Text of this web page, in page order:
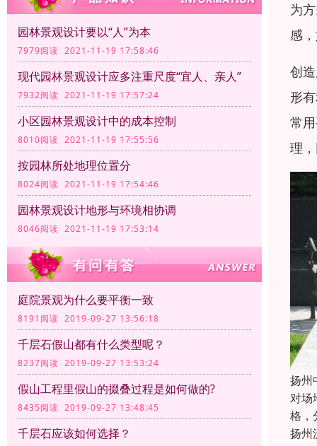
园林景观设计要以“人”为本
7979阅读 2021-11-19 17:58:46
现代园林景观设计应多注重尺度“宜人、亲人”
7932阅读 2021-11-19 17:57:24
小区园林景观设计中的成本控制
8010阅读 2021-11-19 17:55:56
按园林所处地理位置分
8024阅读 2021-11-19 17:54:46
园林景观设计地形与环境相协调
8046阅读 2021-11-19 17:53:14
庭院景观为什么要平衡一致
8191阅读 2019-09-27 13:56:18
千层石假山都有什么类型呢？
8237阅读 2019-09-27 13:53:24
假山工程里假山的掇叠过程是如何做的?
8435阅读 2019-09-27 13:48:45
千层石应该如何选择？
为
感
创
形
常
理
扬州
对场
格，
扬州